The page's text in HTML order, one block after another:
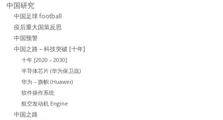
中国研究
中国足球 football
疫后重大国策反思
中国预警
中国之路 – 科技突破 [十年]
十年 [2020 – 2030]
半导体芯片 (华为保卫战)
华为 – 旗帜 (Huawei)
软件操作系统
航空发动机 Engine
中国之路